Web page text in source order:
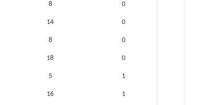
8 0
14 0
8 0
18 0
5 1
16 1